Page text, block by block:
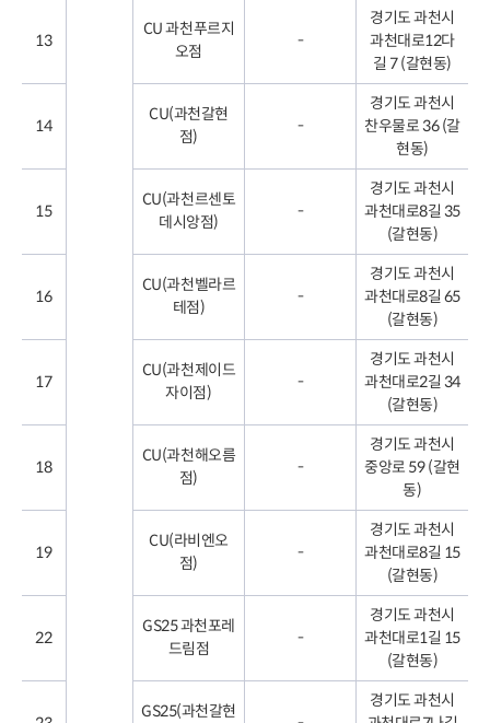
13
CU 과천푸르지
오점
-
경기도 과천시
과천대로12다
길 7 (갈현동)
14
CU(과천갈현
점)
-
경기도 과천시
찬우물로 36 (갈
현동)
15
CU(과천르센토
데시앙점)
-
경기도 과천시
과천대로8길 35
(갈현동)
16
CU(과천벨라르
테점)
-
경기도 과천시
과천대로8길 65
(갈현동)
17
CU(과천제이드
자이점)
-
경기도 과천시
과천대로2길 34
(갈현동)
18
CU(과천해오름
점)
-
경기도 과천시
중앙로 59 (갈현
동)
19
CU(라비엔오
점)
-
경기도 과천시
과천대로8길 15
(갈현동)
22
GS25 과천포레
드림점
-
경기도 과천시
과천대로1길 15
(갈현동)
GS25(과천갈현
경기도 과천시